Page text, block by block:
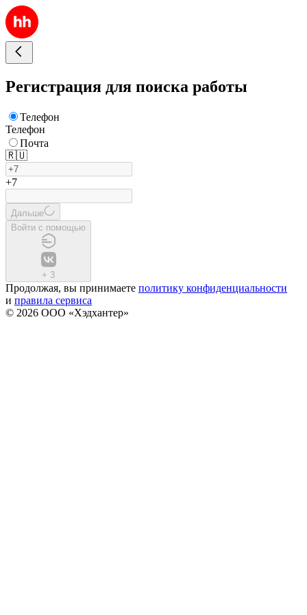
Регистрация для поиска работы
Телефон
Телефон
Почта
🇷🇺
+7
Дальше
Войти с помощью
+ 3
Продолжая, вы принимаете политику конфиденциальности
и правила сервиса
© 2026 ООО «Хэдхантер»